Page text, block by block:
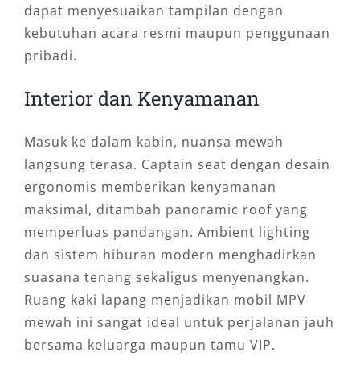
dapat menyesuaikan tampilan dengan
kebutuhan acara resmi maupun penggunaan
pribadi.
Interior dan Kenyamanan
Masuk ke dalam kabin, nuansa mewah
langsung terasa. Captain seat dengan desain
ergonomis memberikan kenyamanan
maksimal, ditambah panoramic roof yang
memperluas pandangan. Ambient lighting
dan sistem hiburan modern menghadirkan
suasana tenang sekaligus menyenangkan.
Ruang kaki lapang menjadikan mobil MPV
mewah ini sangat ideal untuk perjalanan jauh
bersama keluarga maupun tamu VIP.